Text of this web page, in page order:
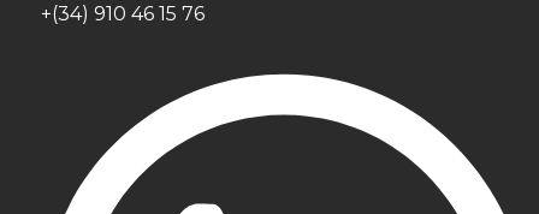
+(34) 910 46 15 76